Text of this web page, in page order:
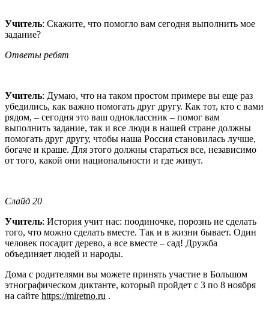
Учитель: Скажите, что помогло вам сегодня выполнить мое
задание?
Ответы ребят
Учитель: Думаю, что на таком простом примере вы еще раз
убедились, как важно помогать друг другу. Как тот, кто с вами
рядом, – сегодня это ваш одноклассник – помог вам
выполнить задание, так и все люди в нашей стране должны
помогать друг другу, чтобы наша Россия становилась лучше,
богаче и краше. Для этого должны стараться все, независимо
от того, какой они национальности и где живут.
Слайд 20
Учитель: История учит нас: поодиночке, порознь не сделать
того, что можно сделать вместе. Так и в жизни бывает. Один
человек посадит дерево, а все вместе – сад! Дружба
объединяет людей и народы.
Дома с родителями вы можете принять участие в Большом
этнографическом диктанте, который пройдет с 3 по 8 ноября
на сайте https://miretno.ru .